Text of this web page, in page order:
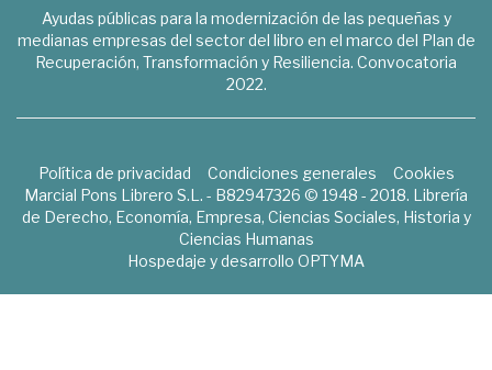
Ayudas públicas para la modernización de las pequeñas y
medianas empresas del sector del libro en el marco del Plan de
Recuperación, Transformación y Resiliencia. Convocatoria
2022.
Política de privacidad Condiciones generales
Cookies
Marcial Pons Librero S.L. - B82947326 © 1948 - 2018. Librería
de Derecho, Economía, Empresa, Ciencias Sociales, Historia y
Ciencias Humanas
Hospedaje y desarrollo OPTYMA